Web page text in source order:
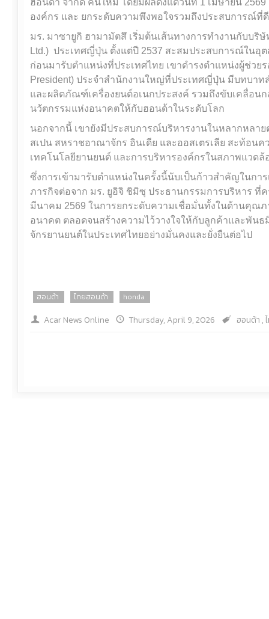
องค์กร และ ยกระดับความพึงพอใจรวมถึงประสบการณ์
มร. มาซายูกิ ฮามามัตสึ เริ่มต้นเส้นทางการทำงานกับบริษั
Ltd.) ประเทศญี่ปุ่น ตั้งแต่ปี 2537 สะสมประสบการณ์ในอุ
ก่อนมารับตำแหน่งที่ประเทศไทย เขาดำรงตำแหน่งผู้ช่วย
President) ประจำสำนักงานใหญ่ที่ประเทศญี่ปุ่น มีบทบา
และผลิตภัณฑ์เครื่องยนต์อเนกประสงค์ รวมถึงขับเคลื่อน
นวัตกรรมแห่งอนาคตให้กับฮอนด้าในระดับโลก
นอกจากนี้ เขายังมีประสบการณ์บริหารงานในหลากหลา
สเปน สหราชอาณาจักร อินเดีย และออสเตรเลีย สะท้อน
เทคโนโลยียานยนต์ และการบริหารองค์กรในสภาพแวด
ซึ่งการเข้ามารับตำแหน่งในครั้งนี้นับเป็นก้าวสำคัญในกา
ภารกิจต่อจาก มร. ยูอิจิ ชิมิซุ ประธานกรรมการบริหาร ที่
มีนาคม 2569 ในการยกระดับความเชื่อมั่นทั้งในด้านคุณ
อนาคต ตลอดจนสร้างความไว้วางใจให้กับลูกค้าและพัน
จักรยานยนต์ในประเทศไทยอย่างมั่นคงและยั่งยืนต่อไป
ฮอนด้า ไทยฮอนด้า honda
Acar News Online Thursday, April 9, 2026 ฮอนด้า ,